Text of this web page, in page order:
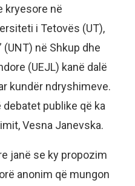
kryesore në
i Tetovës (UT),
(UNT) në Shkup dhe
(UEJL) kanë dalë
kundër ndryshimeve.
publike që ka
Vesna Janevska.
janë se ky propozim
anonim që mungon